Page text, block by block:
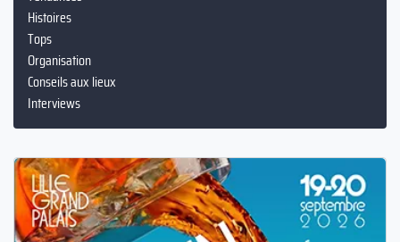
Histoires
Tops
Organisation
Conseils aux lieux
Interviews